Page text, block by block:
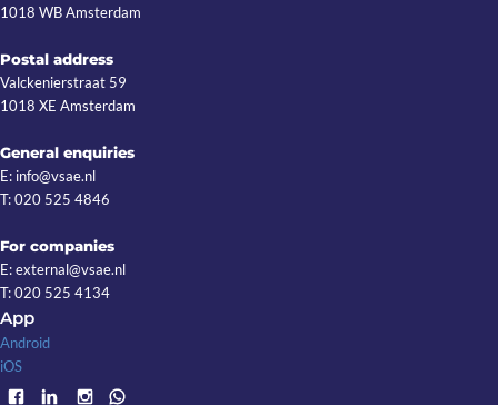
1018 WB Amsterdam
Postal address
Valckenierstraat 59
1018 XE Amsterdam
General enquiries
E: info@vsae.nl
T: 020 525 4846
For companies
E: external@vsae.nl
T: 020 525 4134
App
Android
iOS